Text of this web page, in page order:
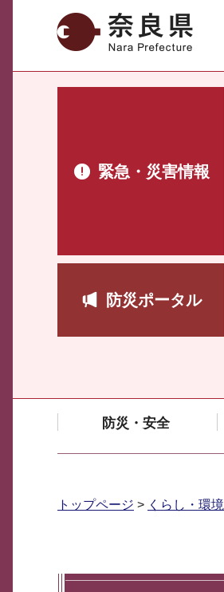
奈良県
緊急・災害情報
防災ポータル
防災・安全
トップページ > くらし・環境